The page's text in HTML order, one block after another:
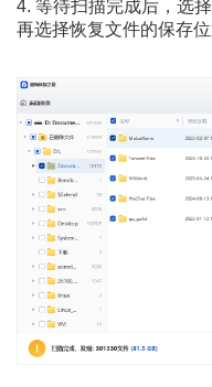
4. 等待扫描完成后，选
再选择恢复文件的保存位